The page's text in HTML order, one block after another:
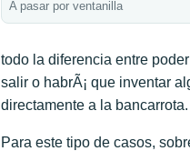
A pasar por ventanilla
todo la diferencia entre
salir o habrÃ¡ que inventar
directamente a la bancarrota.
Para este tipo de casos,